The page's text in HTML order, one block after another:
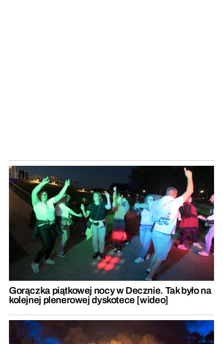
Gorączka piątkowej nocy w Decznie. Tak było na
kolejnej plenerowej dyskotece [wideo]